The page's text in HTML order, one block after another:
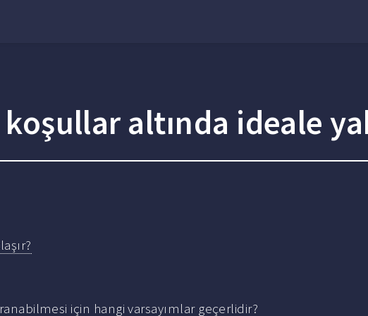
altında ideale
için hangi varsayımlar geçerlidir?